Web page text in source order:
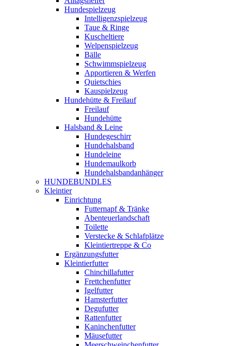
Hundespielzeug
Intelligenzspielzeug
Taue & Ringe
Kuscheltiere
Welpenspielzeug
Bälle
Schwimmspielzeug
Apportieren & Werfen
Quietschies
Kauspielzeug
Hundehütte & Freilauf
Freilauf
Hundehütte
Halsband & Leine
Hundegeschirr
Hundehalsband
Hundeleine
Hundemaulkorb
Hundehalsbandanhänger
HUNDEBUNDLES
Kleintier
Einrichtung
Futternapf & Tränke
Abenteuerlandschaft
Toilette
Verstecke & Schlafplätze
Kleintiertreppe & Co
Ergänzungsfutter
Kleintierfutter
Chinchillafutter
Frettchenfutter
Igelfutter
Hamsterfutter
Degufutter
Rattenfutter
Kaninchenfutter
Mäusefutter